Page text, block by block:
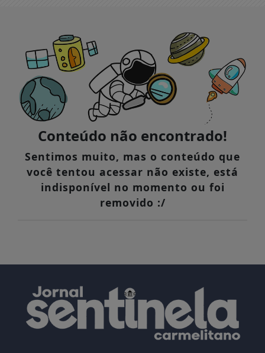
Conteúdo não encontrado!
Sentimos muito, mas o conteúdo que
você tentou acessar não existe, está
indisponível no momento ou foi
removido :/